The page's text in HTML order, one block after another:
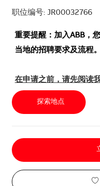
职位编号: JR00032766
重要提醒：加入ABB，
当地的招聘要求及流程。
在申请之前，请先阅读
探索地点